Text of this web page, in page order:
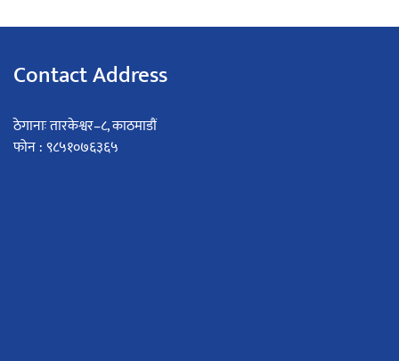
Contact Address
ठेगानाः तारकेश्वर–८, काठमाडौं
फोन : ९८५१०७६३६५